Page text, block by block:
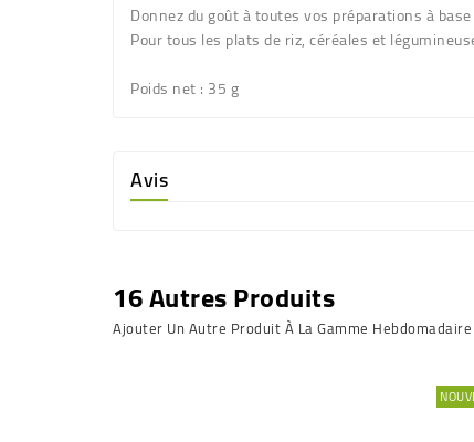
Donnez du goût à toutes vos préparations à
Pour tous les plats de riz, céréales et
Poids net: 35 g
Avis
16 Autres Produits
Ajouter Un Autre Produit À La Gamme Hebdomadaire